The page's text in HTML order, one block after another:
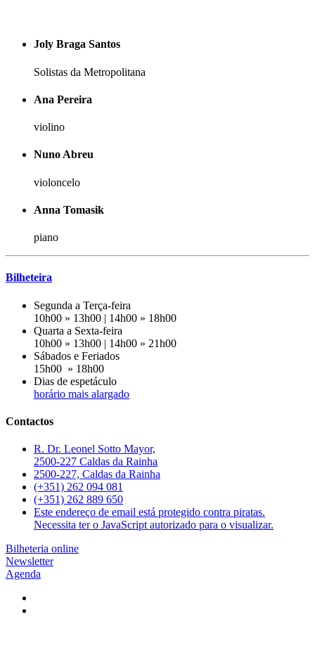
Joly Braga Santos
Solistas da Metropolitana
Ana Pereira
violino
Nuno Abreu
violoncelo
Anna Tomasik
piano
Bilheteira
Segunda a Terça-feira
10h00 » 13h00 | 14h00 » 18h00
Quarta a Sexta-feira
10h00 » 13h00 | 14h00 » 21h00
Sábados e Feriados
15h00 » 18h00
Dias de espetáculo
horário mais alargado
Contactos
R. Dr. Leonel Sotto Mayor,
2500-227 Caldas da Rainha
2500-227, Caldas da Rainha
(+351) 262 094 081
(+351) 262 889 650
Este endereço de email está protegido contra piratas.
Necessita ter o JavaScript autorizado para o visualizar.
Bilheteria online
Newsletter
Agenda